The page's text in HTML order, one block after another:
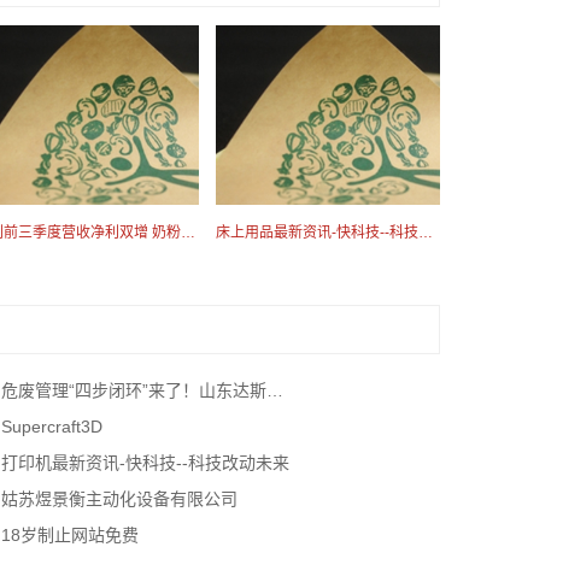
伊利前三季度营收净利双增 奶粉第二增长曲线持续高增
危废管理“四步闭环”来了！山东达斯特一体机颠覆传统
Supercraft3D
打印机最新资讯-快科技--科技改动未来
姑苏煜景衡主动化设备有限公司
18岁制止网站免费